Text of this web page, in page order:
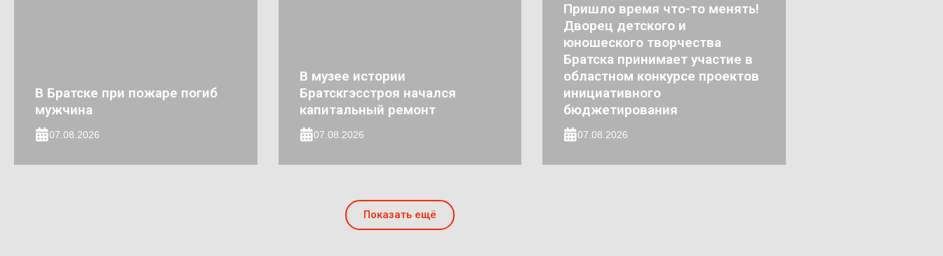
В Братске при пожаре погиб
мужчина
07.08.2026
В музее истории
Братскгэсстроя начался
капитальный ремонт
07.08.2026
Пришло время что-то менять!
Дворец детского и
юношеского творчества
Братска принимает участие в
областном конкурсе проектов
инициативного
бюджетирования
07.08.2026
Показать ещё